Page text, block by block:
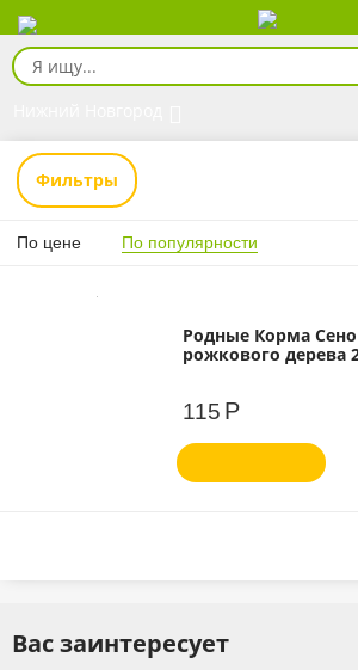
Фильтры
По цене По популярности
Родные Корма
рожкового дерева
115 Р
Вас заинтересует